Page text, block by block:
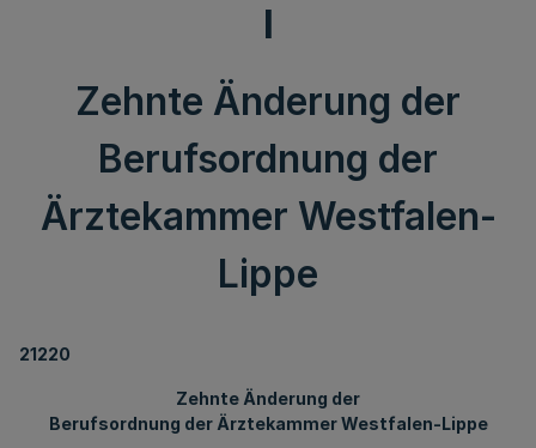
I
Zehnte Änderung der
Berufsordnung der
Ärztekammer Westfalen-
Lippe
21220
Zehnte Änderung der
Berufsordnung der Ärztekammer Westfalen-Lippe